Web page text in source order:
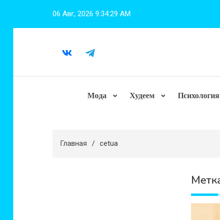
06 Авг, 2026 9:34:30 AM
Мода Худеем Психология
Главная cetua